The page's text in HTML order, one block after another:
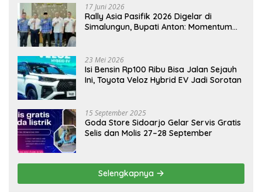
17 Juni 2026
Rally Asia Pasifik 2026 Digelar di
Simalungun, Bupati Anton: Momentum
23 Mei 2026
Isi Bensin Rp100 Ribu Bisa Jalan Sejauh
Ini, Toyota Veloz Hybrid EV Jadi Sorotan
15 September 2025
Goda Store Sidoarjo Gelar Servis Gratis
Selis dan Molis 27–28 September
Selengkapnya